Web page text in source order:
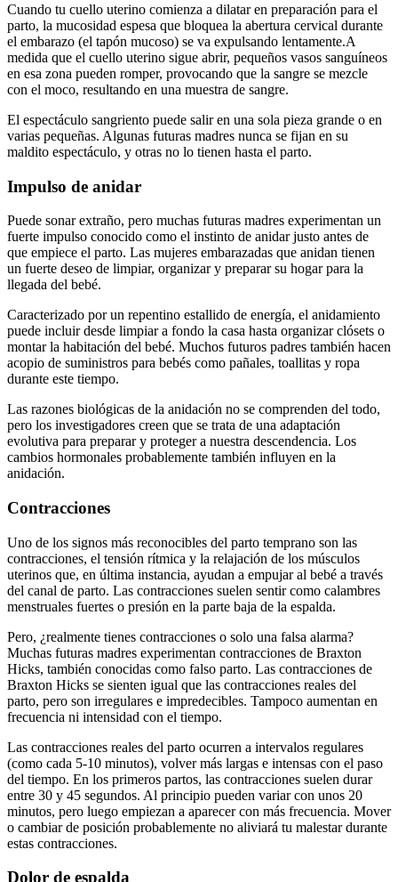
Cuando tu cuello uterino comienza a dilatar en preparación para el
parto, la mucosidad espesa que bloquea la abertura cervical durante
el embarazo (el tapón mucoso) se va expulsando lentamente.A
medida que el cuello uterino sigue abrir, pequeños vasos sanguíneos
en esa zona pueden romper, provocando que la sangre se mezcle
con el moco, resultando en una muestra de sangre.
El espectáculo sangriento puede salir en una sola pieza grande o en
varias pequeñas. Algunas futuras madres nunca se fijan en su
maldito espectáculo, y otras no lo tienen hasta el parto.
Impulso de anidar
Puede sonar extraño, pero muchas futuras madres experimentan un
fuerte impulso conocido como el instinto de anidar justo antes de
que empiece el parto. Las mujeres embarazadas que anidan tienen
un fuerte deseo de limpiar, organizar y preparar su hogar para la
llegada del bebé.
Caracterizado por un repentino estallido de energía, el anidamiento
puede incluir desde limpiar a fondo la casa hasta organizar clósets o
montar la habitación del bebé. Muchos futuros padres también hacen
acopio de suministros para bebés como pañales, toallitas y ropa
durante este tiempo.
Las razones biológicas de la anidación no se comprenden del todo,
pero los investigadores creen que se trata de una adaptación
evolutiva para preparar y proteger a nuestra descendencia. Los
cambios hormonales probablemente también influyen en la
anidación.
Contracciones
Uno de los signos más reconocibles del parto temprano son las
contracciones, el tensión rítmica y la relajación de los músculos
uterinos que, en última instancia, ayudan a empujar al bebé a través
del canal de parto. Las contracciones suelen sentir como calambres
menstruales fuertes o presión en la parte baja de la espalda.
Pero, ¿realmente tienes contracciones o solo una falsa alarma?
Muchas futuras madres experimentan contracciones de Braxton
Hicks, también conocidas como falso parto. Las contracciones de
Braxton Hicks se sienten igual que las contracciones reales del
parto, pero son irregulares e impredecibles. Tampoco aumentan en
frecuencia ni intensidad con el tiempo.
Las contracciones reales del parto ocurren a intervalos regulares
(como cada 5-10 minutos), volver más largas e intensas con el paso
del tiempo. En los primeros partos, las contracciones suelen durar
entre 30 y 45 segundos. Al principio pueden variar con unos 20
minutos, pero luego empiezan a aparecer con más frecuencia. Mover
o cambiar de posición probablemente no aliviará tu malestar durante
estas contracciones.
Dolor de espalda